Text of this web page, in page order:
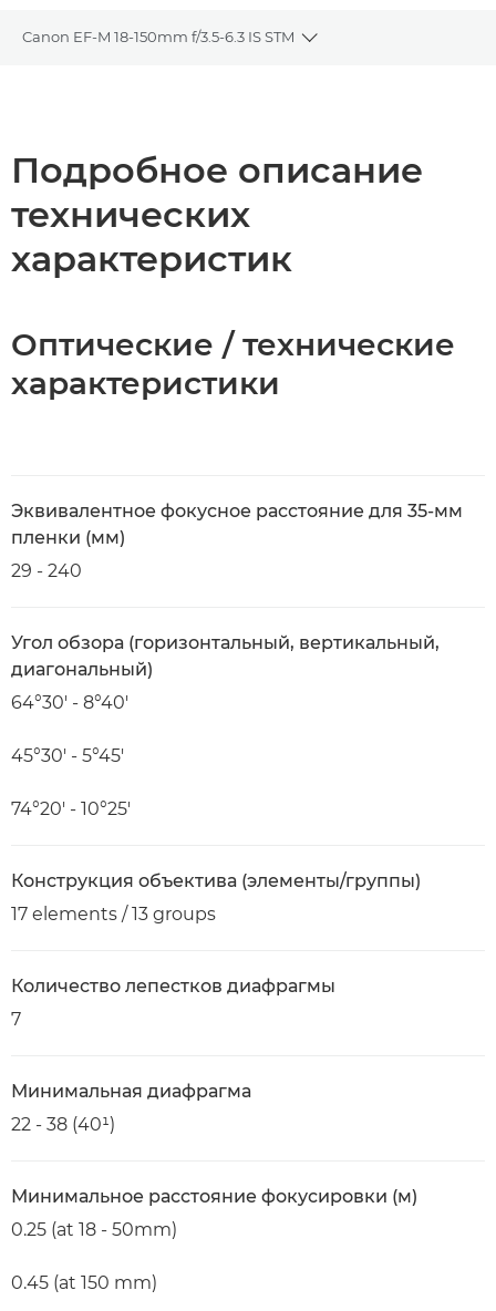
Canon EF-M 18-150mm f/3.5-6.3 IS STM
Toggle breadcrumbs
Подробное описание
технических
характеристик
Оптические / технические
характеристики
Эквивалентное фокусное расстояние для 35-мм
пленки (мм)
29 - 240
Угол обзора (горизонтальный, вертикальный,
диагональный)
64°30′ - 8°40′
45°30′ - 5°45′
74°20′ - 10°25′
Конструкция объектива (элементы/группы)
17 elements / 13 groups
Количество лепестков диафрагмы
7
Минимальная диафрагма
22 - 38 (40¹)
Минимальное расстояние фокусировки (м)
0.25 (at 18 - 50mm)
0.45 (at 150 mm)